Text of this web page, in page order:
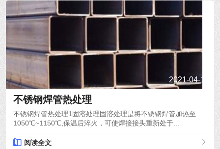
2021-04-19
不锈钢焊管热处理
不锈钢焊管热处理1固溶处理固溶处理是将不锈钢焊管加热至
1050℃~1150℃,保温后淬火，可使焊接接头重新处于...
阅读全文